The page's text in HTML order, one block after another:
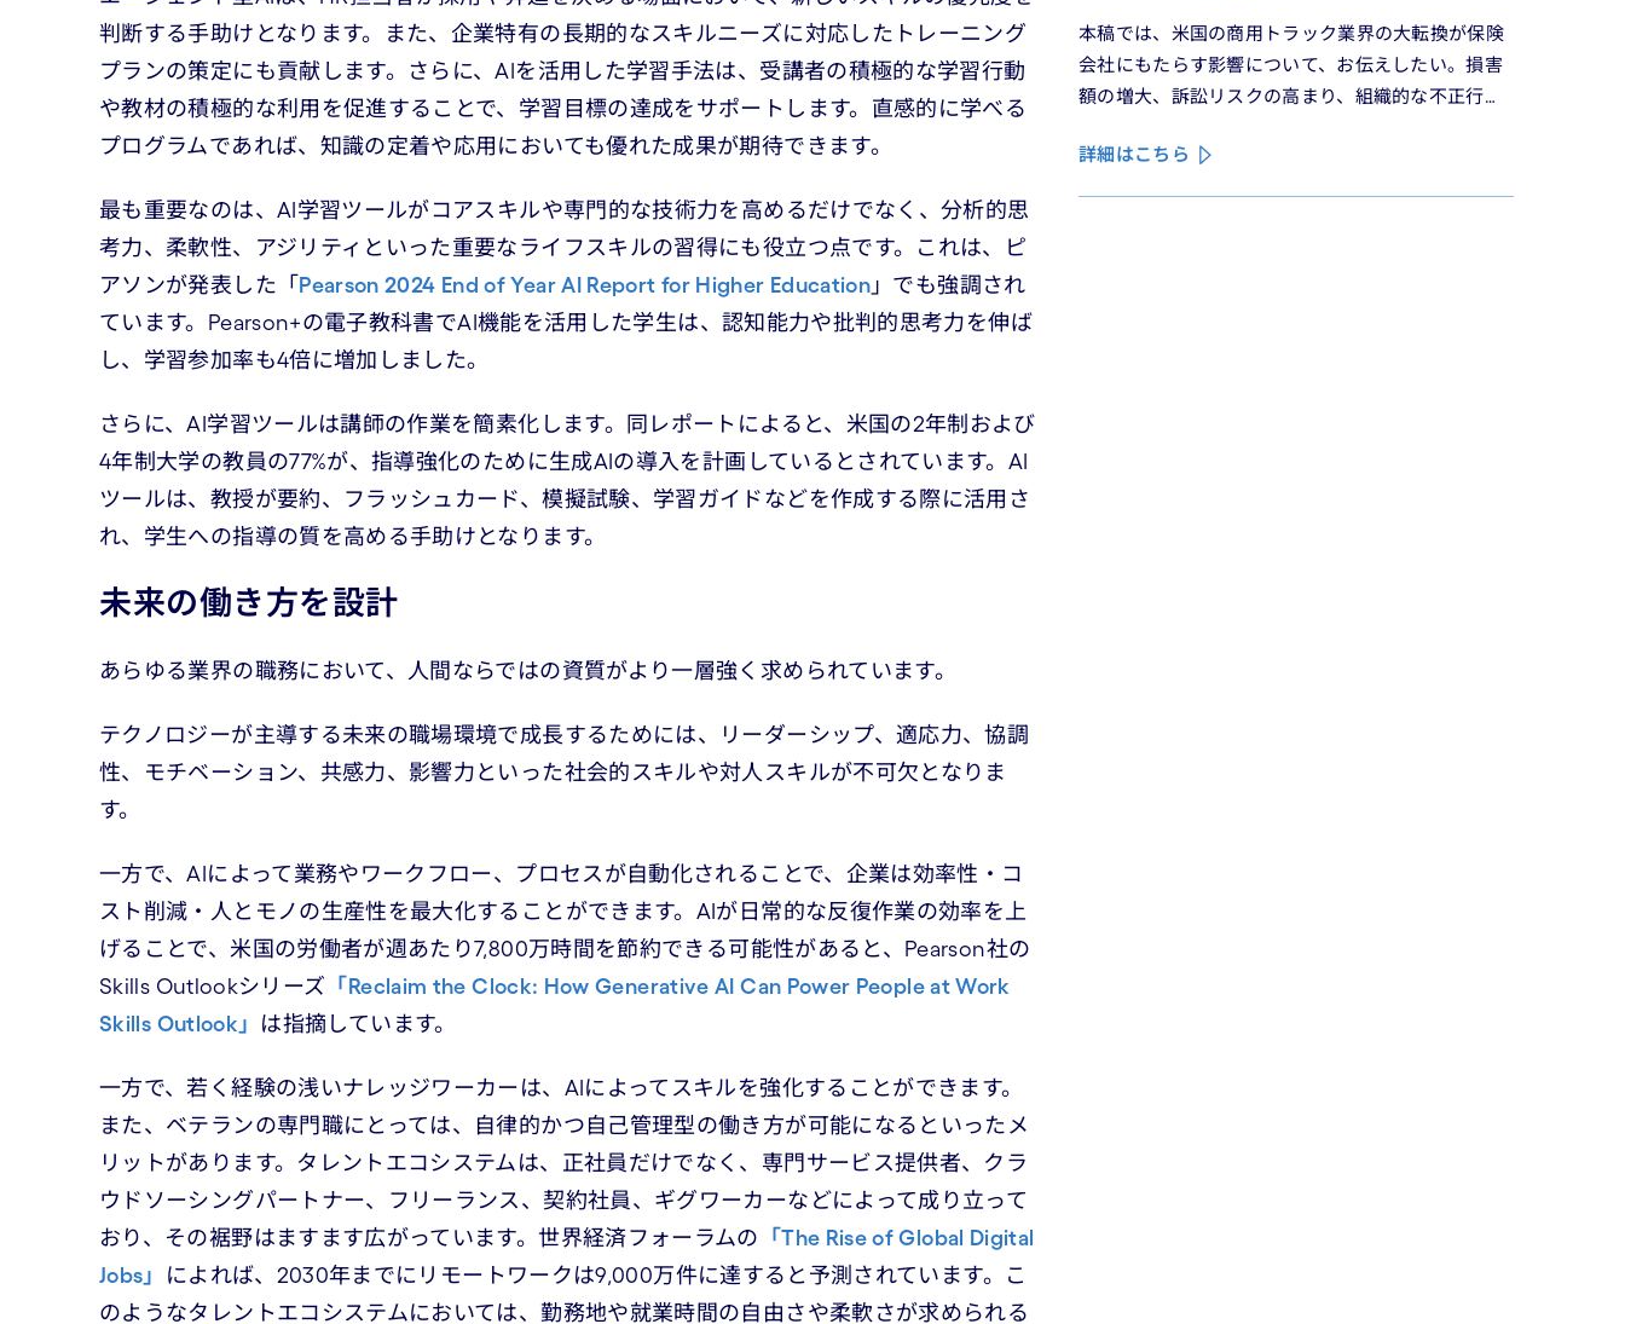
判断する手助けとなります。また、企業特有の長期的なスキルニーズに対応したトレーニング
プランの策定にも貢献します。さらに、AIを活用した学習手法は、受講者の積極的な学習行動
や教材の積極的な利用を促進することで、学習目標の達成をサポートします。直感的に学べる
プログラムであれば、知識の定着や応用においても優れた成果が期待できます。
最も重要なのは、AI学習ツールがコアスキルや専門的な技術力を高めるだけでなく、分析的思
考力、柔軟性、アジリティといった重要なライフスキルの習得にも役立つ点です。これは、ピ
アソンが発表した「 Pearson 2024 End of Year AI Report for Higher Education 」でも強調され
ています。Pearson+の電子教科書でAI機能を活用した学生は、認知能力や批判的思考力を伸ば
し、学習参加率も4倍に増加しました。
さらに、AI学習ツールは講師の作業を簡素化します。同レポートによると、米国の2年制および
4年制大学の教員の77%が、指導強化のために生成AIの導入を計画しているとされています。AI
ツールは、教授が要約、フラッシュカード、模擬試験、学習ガイドなどを作成する際に活用さ
れ、学生への指導の質を高める手助けとなります。
未来の働き方を設計
あらゆる業界の職務において、人間ならではの資質がより一層強く求められています。
テクノロジーが主導する未来の職場環境で成長するためには、リーダーシップ、適応力、協調
性、モチベーション、共感力、影響力といった社会的スキルや対人スキルが不可欠となりま
す。
一方で、AIによって業務やワークフロー、プロセスが自動化されることで、企業は効率性・コ
スト削減・人とモノの生産性を最大化することができます。AIが日常的な反復作業の効率を上
げることで、米国の労働者が週あたり7,800万時間を節約できる可能性があると、Pearson社の
Skills Outlookシリーズ 「Reclaim the Clock: How Generative AI Can Power People at Work
Skills Outlook」 は指摘しています。
一方で、若く経験の浅いナレッジワーカーは、AIによってスキルを強化することができます。
また、ベテランの専門職にとっては、自律的かつ自己管理型の働き方が可能になるといったメ
リットがあります。タレントエコシステムは、正社員だけでなく、専門サービス提供者、クラ
ウドソーシングパートナー、フリーランス、契約社員、ギグワーカーなどによって成り立って
おり、その裾野はますます広がっています。世界経済フォーラムの 「The Rise of Global Digital
Jobs」
によれば、2030年までにリモートワークは9,000万件に達すると予測されています。こ
のようなタレントエコシステムにおいては、勤務地や就業時間の自由さや柔軟さが求められる
本稿では、米国の商用トラック業界の大転換が保険
会社にもたらす影響について、お伝えしたい。損害
額の増大、訴訟リスクの高まり、組織的な不正行
り、この業界は再編の渦中にある。
詳細はこちら